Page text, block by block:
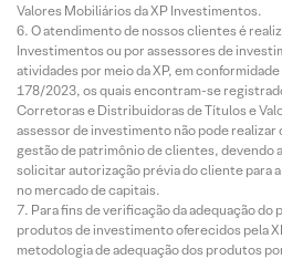
Valores Mobiliários da XP Investimentos.
O atendimento de nossos clientes é
Investimentos ou por assessores de
atividades por meio da XP, em conformidade
178/2023, os quais encontram-se
Corretoras e Distribuidoras de Títulos e
assessor de investimento não pode
gestão de patrimônio de clientes, devendo
solicitar autorização prévia do cliente para
no mercado de capitais.
Para fins de verificação da adequação
produtos de investimento oferecidos pela
metodologia de adequação dos produtos